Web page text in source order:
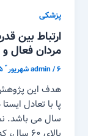
پزشکی
ارتباط بین
مردان فعال و
admin/۶ شهریور ّ ۱۳۹۵
هدف این